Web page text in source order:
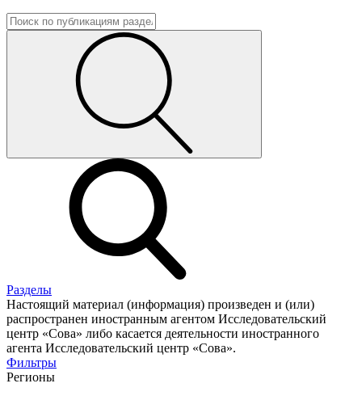
Разделы
Настоящий материал (информация) произведен и (или)
распространен иностранным агентом Исследовательский
центр «Сова» либо касается деятельности иностранного
агента Исследовательский центр «Сова».
Фильтры
Регионы